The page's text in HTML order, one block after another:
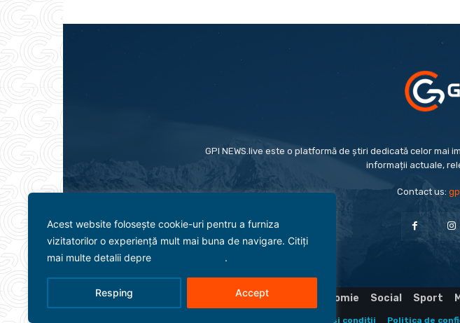
Acest website folosește cookie-uri pentru a furniza
vizitatorilor o experiență mult mai buna de navigare. Citiți
mai multe detalii depre
.
Resping Accept
GPI NEWS.live este o platformă de știri dedicată celor
informații actuale,
Contact us:
Evenimente Politică Economie Social Sport
Termeni și condiții Politica de